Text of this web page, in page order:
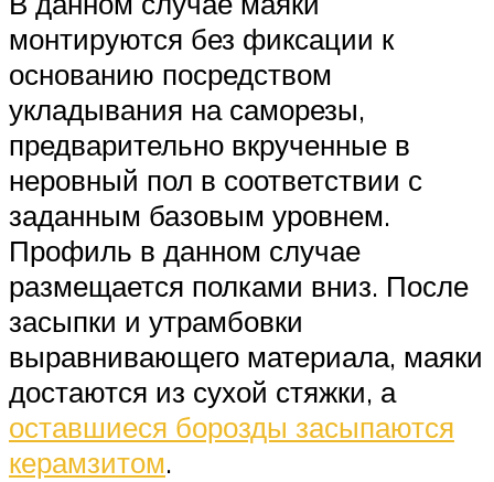
монтируются без фиксации к
основанию посредством
укладывания на саморезы,
предварительно вкрученные в
неровный пол в соответствии с
заданным базовым уровнем.
Профиль в данном случае
размещается полками вниз. После
засыпки и утрамбовки
выравнивающего материала, маяки
достаются из сухой стяжки, а
оставшиеся борозды засыпаются
керамзитом.